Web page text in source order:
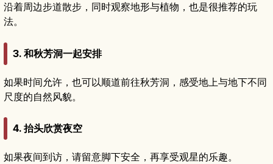
沿着周边步道散步，同时观察地形与植物，也是很推荐的玩
法。
3. 和秋芳洞一起安排
如果时间允许，也可以顺道前往秋芳洞，感受地上与地下不同
尺度的自然风貌。
4. 抬头欣赏夜空
如果夜间到访，请留意脚下安全，再享受观星的乐趣。